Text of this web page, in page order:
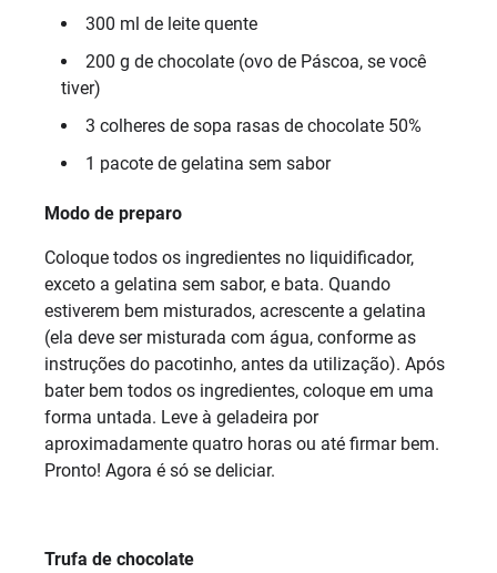
300 ml de leite quente
200 g de chocolate (ovo de Páscoa, se você
tiver)
3 colheres de sopa rasas de chocolate 50%
1 pacote de gelatina sem sabor
Modo de preparo
Coloque todos os ingredientes no liquidificador,
exceto a gelatina sem sabor, e bata. Quando
estiverem bem misturados, acrescente a gelatina
(ela deve ser misturada com água, conforme as
instruções do pacotinho, antes da utilização). Após
bater bem todos os ingredientes, coloque em uma
forma untada. Leve à geladeira por
aproximadamente quatro horas ou até firmar bem.
Pronto! Agora é só se deliciar.
Trufa de chocolate